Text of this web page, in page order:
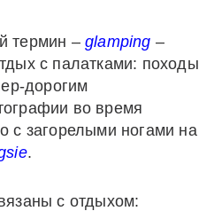
термин – glamping –
с палатками: походы
дорогим
во время
с загорелыми ногами на
.
с отдыхом: